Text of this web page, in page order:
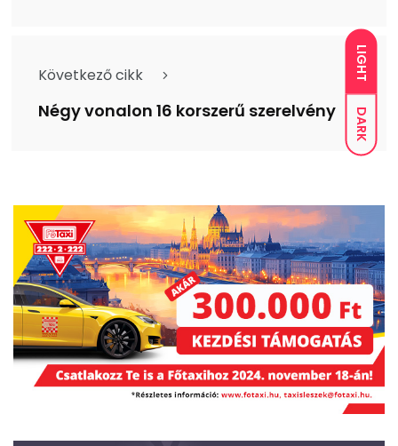
LIGHT
DARK
Következő cikk
Négy vonalon 16 korszerű szerelvény